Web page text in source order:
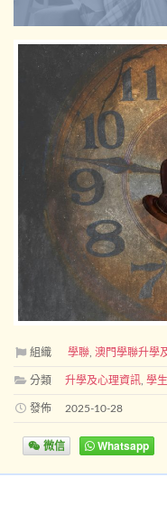
組織 學聯 澳門學聯升學
分類 升學及心理資訊 學
發佈 2025-10-28
微信 Whatsapp